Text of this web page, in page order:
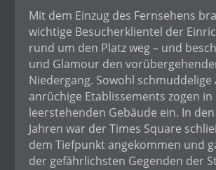
Mit dem Einzug des Fernsehens
wichtige Besucherklientel der
rund um den Platz weg – und
und Glamour den
Niedergang. Sowohl schmuddelige
anrüchige Etablissements zogen in
leerstehenden Gebäude ein. In
Jahren war der Times Square
dem Tiefpunkt angekommen und
der gefährlichsten Gegenden der